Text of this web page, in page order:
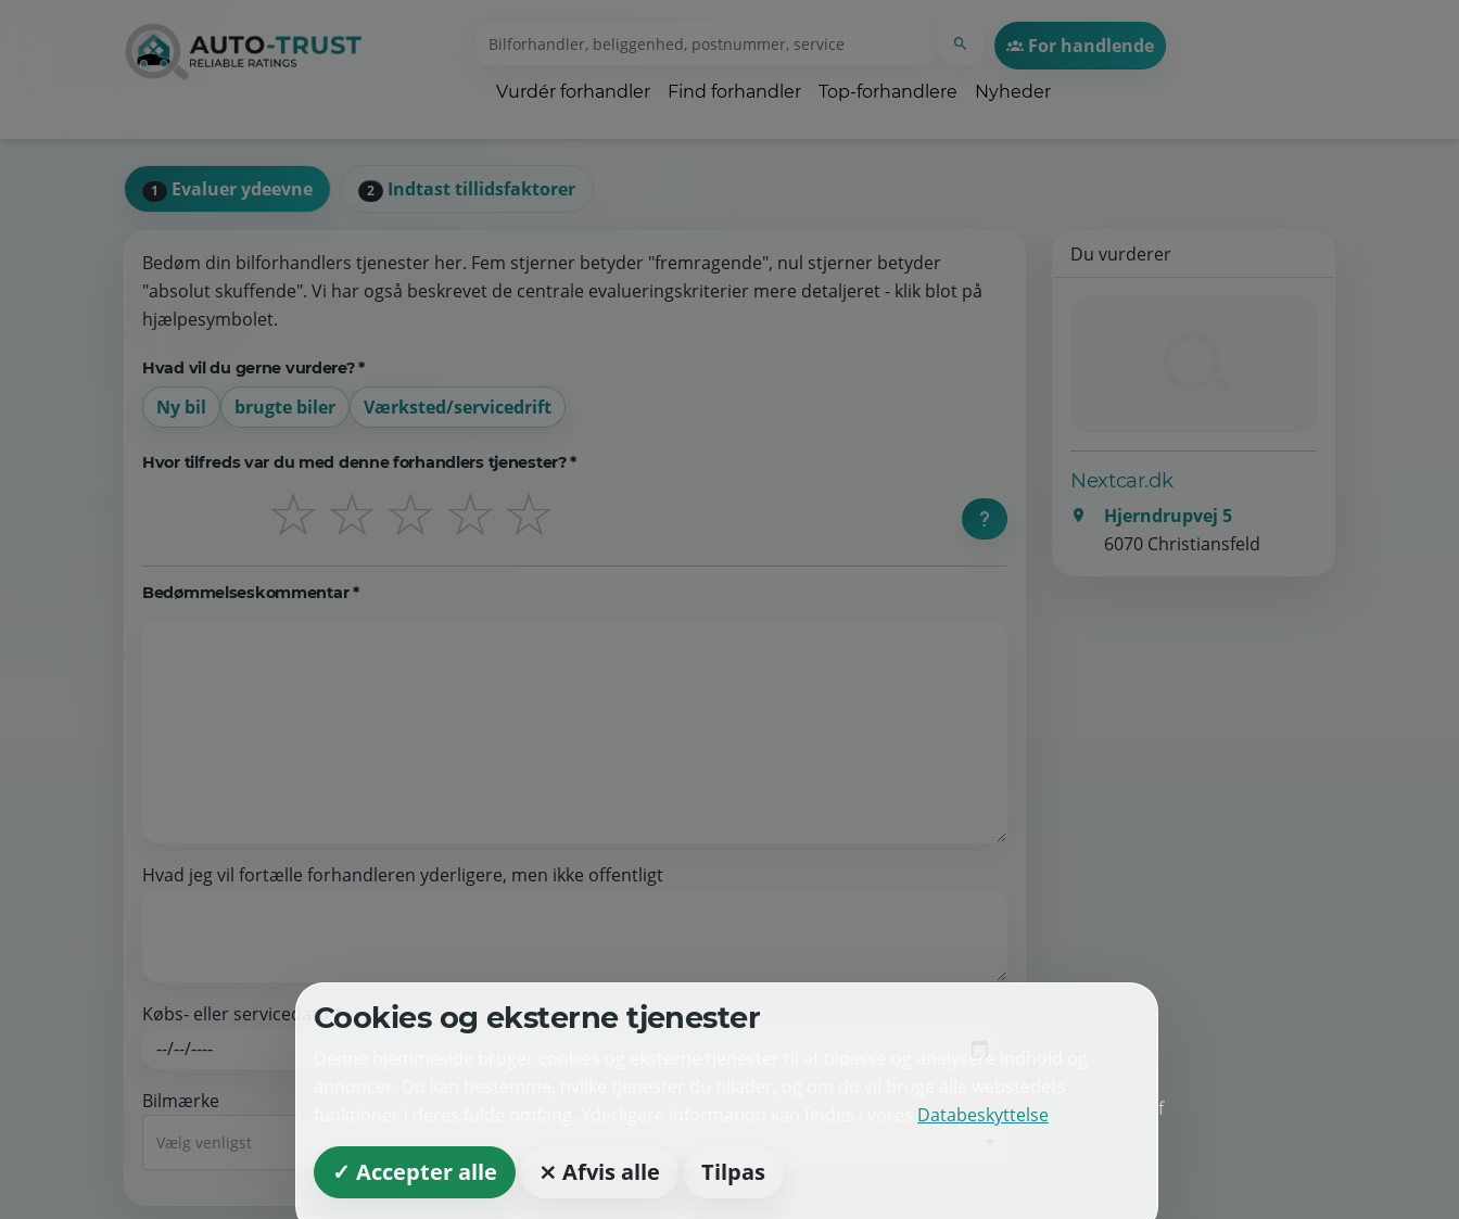
For handlende
Vurdér forhandler Find forhandler Top-forhandlere Nyheder
Du vurderer
Nextcar.dk
Hjerndrupvej 5
6070 Christiansfeld
1 Evaluer ydeevne 2 Indtast tillidsfaktorer
Bedøm din bilforhandlers tjenester her. Fem stjerner betyder "fremragende", nul stjerner betyder
"absolut skuffende". Vi har også beskrevet de centrale evalueringskriterier mere detaljeret - klik blot på
hjælpesymbolet.
Hvad vil du gerne vurdere? *
Ny bil brugte biler Værksted/servicedrift
Hvor tilfreds var du med denne forhandlers tjenester? *
☆
☆
☆
☆
☆
Bedømmelseskommentar *
Hvad jeg vil fortælle forhandleren yderligere, men ikke offentligt
Købs- eller servicedato *
Bilmærke
Vælg venligst
Cookies og eksterne tjenester
Denne hjemmeside bruger cookies og eksterne tjenester til at tilpasse og analysere indhold og
Databeskyttelse
✓ Accepter alle ⨯ Afvis alle Tilpas
f